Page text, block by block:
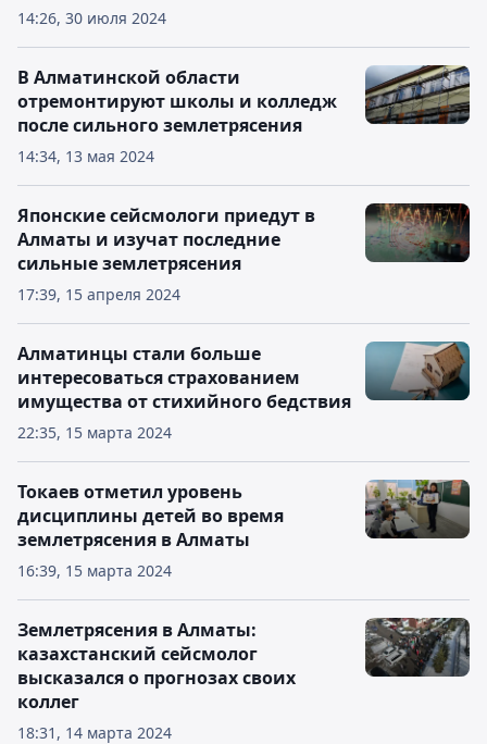
14:26, 30 июля 2024
14:34, 13 мая 2024
В Алматинской области
отремонтируют школы и колледж
после сильного землетрясения
17:39, 15 апреля 2024
Японские сейсмологи приедут в
Алматы и изучат последние
сильные землетрясения
22:35, 15 марта 2024
Алматинцы стали больше
интересоваться страхованием
имущества от стихийного бедствия
16:39, 15 марта 2024
Токаев отметил уровень
дисциплины детей во время
землетрясения в Алматы
18:31, 14 марта 2024
Землетрясения в Алматы:
казахстанский сейсмолог
высказался о прогнозах своих
коллег